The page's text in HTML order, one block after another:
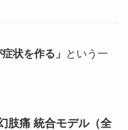
症状を作る」
という一
肢痛 統合モデル（全